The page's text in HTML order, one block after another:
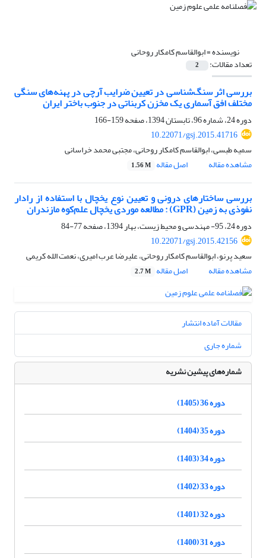
نویسنده =ابوالقاسم کامکار روحانی
تعداد مقالات: 2
بررسی اثر سنگ‌شناسی در تعیین ضرایب آرچی در پهنه‌های سنگی
مختلف افق آسماری یک مخزن کربناتی در جنوب باختر ایران
دوره 24، شماره 96، تابستان 1394، صفحه
159-166
10.22071/gsj.2015.41716
سمیه طبسی، ابوالقاسم کامکار روحانی، مجتبی محمد خراسانی
مشاهده مقاله
اصل مقاله 1.56 M
بررسی ساختار‌های درونی و تعیین نوع یخچال با استفاده از رادار
نفوذی به زمین (GPR) : مطالعه موردی یخچال علم‌کوه مازندران
دوره 24، 95- مهندسی و محیط زیست، بهار 1394، صفحه
77-84
10.22071/gsj.2015.42156
سعید پرنو، ابوالقاسم کامکار روحانی، علیرضا عرب امیری، نعمت الله کریمی
مشاهده مقاله
اصل مقاله 2.7 M
مقالات آماده انتشار
شماره جاری
شماره‌های پیشین نشریه
دوره 36 (1405)
دوره 35 (1404)
دوره 34 (1403)
دوره 33 (1402)
دوره 32 (1401)
دوره 31 (1400)